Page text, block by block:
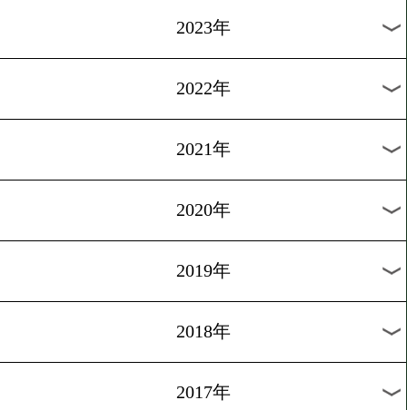
[ニュース]2007.3.24
長谷川&名城、KO公約!!
1
過去のニュース
2025年